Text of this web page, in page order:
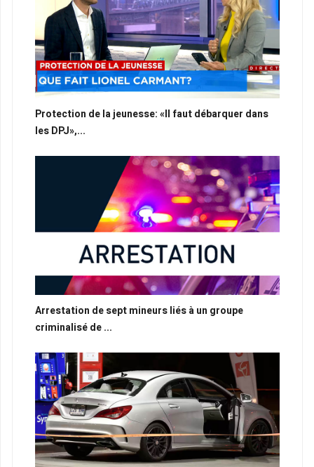
Protection de la jeunesse: «Il faut débarquer dans
les DPJ»,...
Arrestation de sept mineurs liés à un groupe
criminalisé de ...